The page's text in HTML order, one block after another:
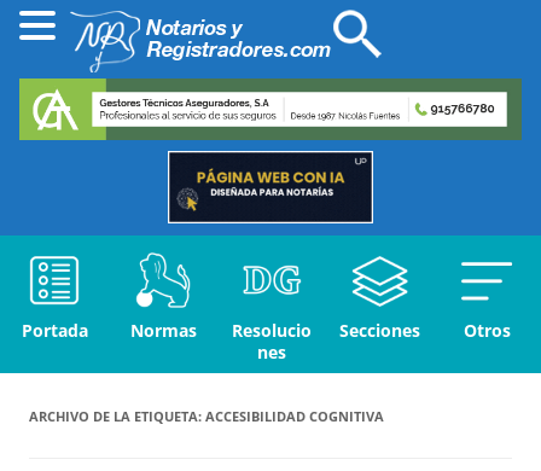
Portada Normas
Resolucio
nes
Secciones Otros
ARCHIVO DE LA ETIQUETA: ACCESIBILIDAD COGNITIVA